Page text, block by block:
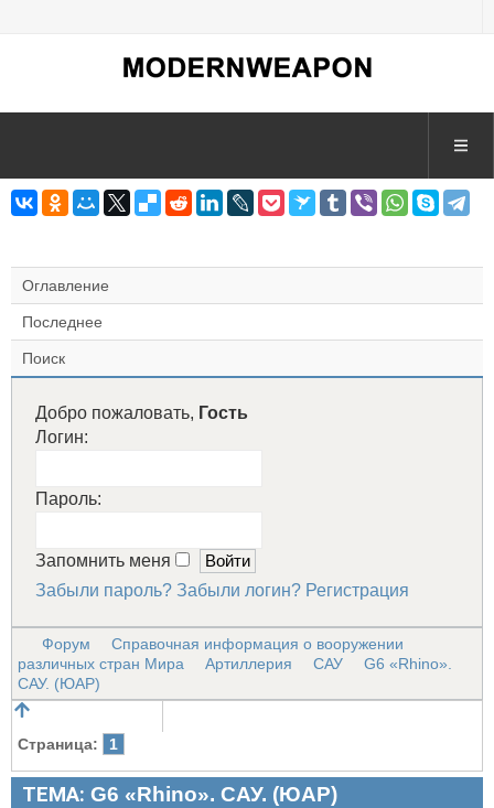
Оглавление
Последнее
Поиск
Добро пожаловать, Гость
Логин:
Пароль:
Запомнить меня
Забыли пароль? Забыли логин? Регистрация
Форум
Справочная информация о вооружении
различных стран Мира
Артиллерия САУ
G6 «Rhino».
САУ. (ЮАР)
Страница: 1
ТЕМА: G6 «Rhino». САУ. (ЮАР)